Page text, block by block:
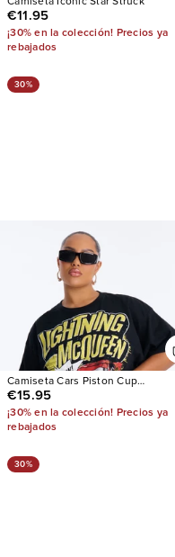
Camiseta Iconic Star Struck
€11.95
¡30% en la colección! Precios ya
rebajados
30%
Camiseta Cars Piston Cup
Championship
€15.95
¡30% en la colección! Precios ya
rebajados
30%